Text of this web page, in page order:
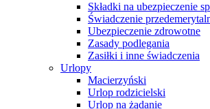
Składki na ubezpieczenie
Świadczenie
Ubezpieczenie zdrowotne
Zasady podlegania
Zasiłki i inne świadczenia
Urlopy
Macierzyński
Urlop rodzicielski
Urlop na żądanie